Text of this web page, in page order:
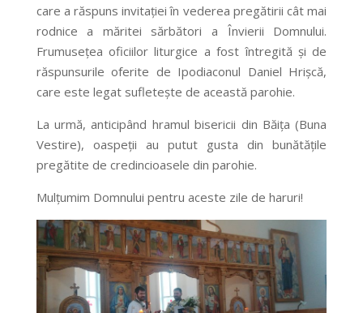
care a răspuns invitației în vederea pregătirii cât mai
rodnice a măritei sărbători a Învierii Domnului.
Frumusețea oficiilor liturgice a fost întregită și de
răspunsurile oferite de Ipodiaconul Daniel Hrișcă,
care este legat sufletește de această parohie.
La urmă, anticipând hramul bisericii din Băița (Buna
Vestire), oaspeții au putut gusta din bunătățile
pregătite de credincioasele din parohie.
Mulțumim Domnului pentru aceste zile de haruri!